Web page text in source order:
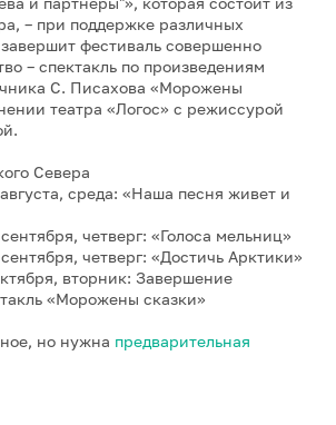
– при поддержке различных
фестиваль совершенно
– спектакль по произведениям
С. Писахова «Морожены
театра «Логос» с режиссурой
Севера
среда: «Наша песня живет и
четверг: «Голоса мельниц»
четверг: «Достичь Арктики»
вторник: Завершение
«Морожены сказки»
но нужна предварительная